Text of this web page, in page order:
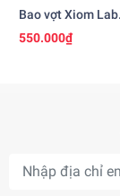
Bao vợt Xiom Lab
Square
550.000₫